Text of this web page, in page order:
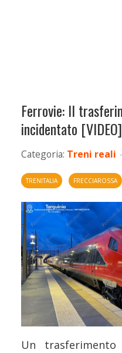
Ferrovie: Il
incidentato [VIDEO]
Categoria: Treni reali
TRENITALIA FRECCIAROSSA
Un